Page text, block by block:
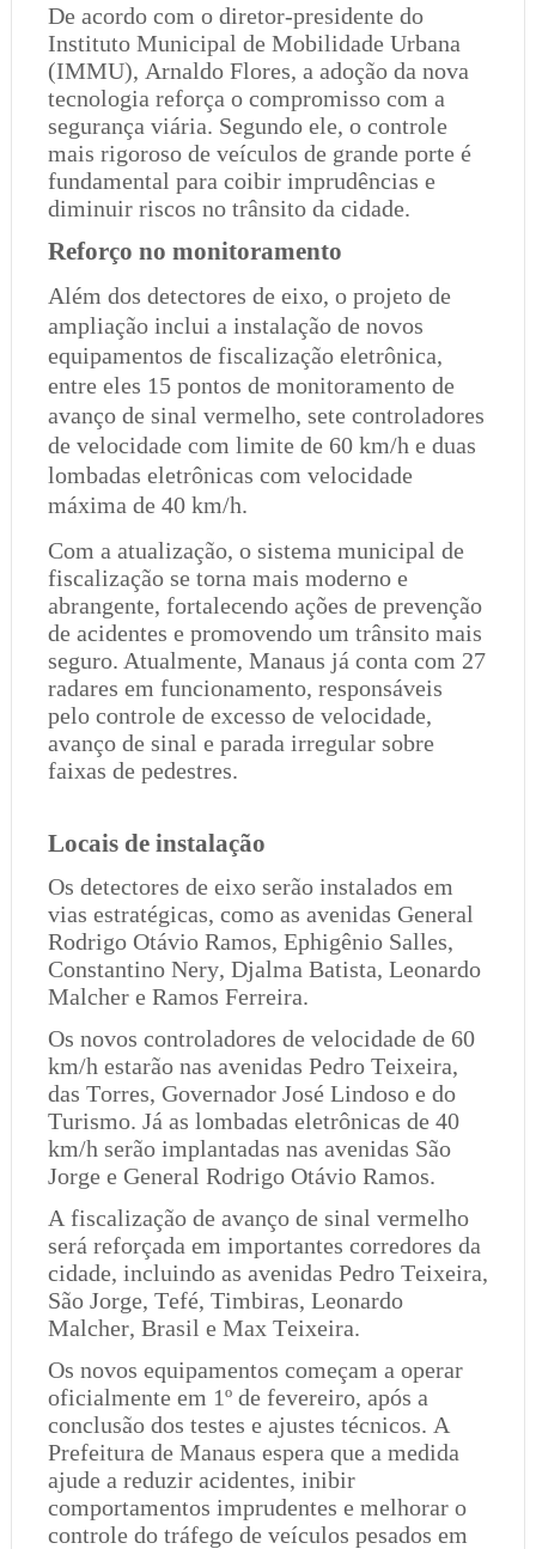
De acordo com o diretor-presidente do
Instituto Municipal de Mobilidade Urbana
(IMMU), Arnaldo Flores, a adoção da nova
tecnologia reforça o compromisso com a
segurança viária. Segundo ele, o controle
mais rigoroso de veículos de grande porte é
fundamental para coibir imprudências e
diminuir riscos no trânsito da cidade.
Reforço no monitoramento
Além dos detectores de eixo, o projeto de
ampliação inclui a instalação de novos
equipamentos de fiscalização eletrônica,
entre eles 15 pontos de monitoramento de
avanço de sinal vermelho, sete controladores
de velocidade com limite de 60 km/h e duas
lombadas eletrônicas com velocidade
máxima de 40 km/h.
Com a atualização, o sistema municipal de
fiscalização se torna mais moderno e
abrangente, fortalecendo ações de prevenção
de acidentes e promovendo um trânsito mais
seguro. Atualmente, Manaus já conta com 27
radares em funcionamento, responsáveis
pelo controle de excesso de velocidade,
avanço de sinal e parada irregular sobre
faixas de pedestres.
Locais de instalação
Os detectores de eixo serão instalados em
vias estratégicas, como as avenidas General
Rodrigo Otávio Ramos, Ephigênio Salles,
Constantino Nery, Djalma Batista, Leonardo
Malcher e Ramos Ferreira.
Os novos controladores de velocidade de 60
km/h estarão nas avenidas Pedro Teixeira,
das Torres, Governador José Lindoso e do
Turismo. Já as lombadas eletrônicas de 40
km/h serão implantadas nas avenidas São
Jorge e General Rodrigo Otávio Ramos.
A fiscalização de avanço de sinal vermelho
será reforçada em importantes corredores da
cidade, incluindo as avenidas Pedro Teixeira,
São Jorge, Tefé, Timbiras, Leonardo
Malcher, Brasil e Max Teixeira.
Os novos equipamentos começam a operar
oficialmente em 1º de fevereiro, após a
conclusão dos testes e ajustes técnicos. A
Prefeitura de Manaus espera que a medida
ajude a reduzir acidentes, inibir
comportamentos imprudentes e melhorar o
controle do tráfego de veículos pesados em